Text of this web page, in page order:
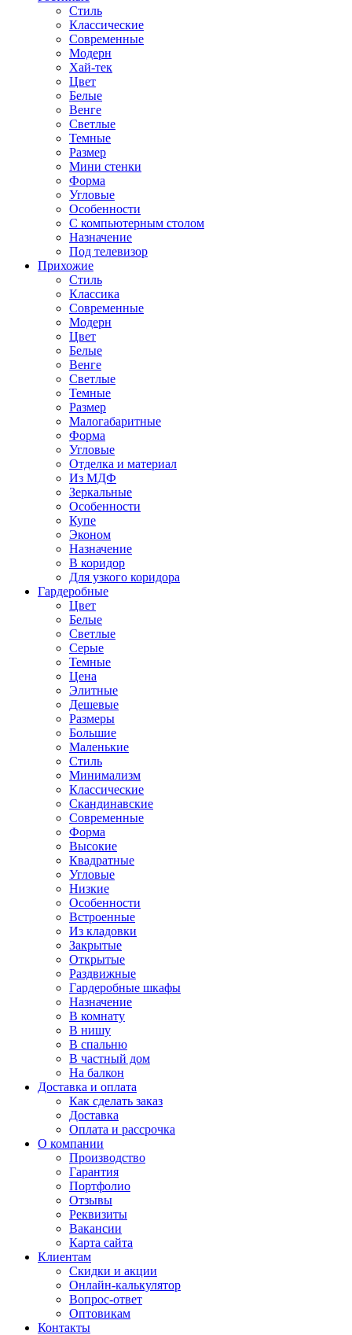
Стиль
Классические
Современные
Модерн
Хай-тек
Цвет
Белые
Венге
Светлые
Темные
Размер
Мини стенки
Форма
Угловые
Особенности
С компьютерным столом
Назначение
Под телевизор
Прихожие
Стиль
Классика
Современные
Модерн
Цвет
Белые
Венге
Светлые
Темные
Размер
Малогабаритные
Форма
Угловые
Отделка и материал
Из МДФ
Зеркальные
Особенности
Купе
Эконом
Назначение
В коридор
Для узкого коридора
Гардеробные
Цвет
Белые
Светлые
Серые
Темные
Цена
Элитные
Дешевые
Размеры
Большие
Маленькие
Стиль
Минимализм
Классические
Скандинавские
Современные
Форма
Высокие
Квадратные
Угловые
Низкие
Особенности
Встроенные
Из кладовки
Закрытые
Открытые
Раздвижные
Гардеробные шкафы
Назначение
В комнату
В нишу
В спальню
В частный дом
На балкон
Доставка и оплата
Как сделать заказ
Доставка
Оплата и рассрочка
О компании
Производство
Гарантия
Портфолио
Отзывы
Реквизиты
Вакансии
Карта сайта
Клиентам
Скидки и акции
Онлайн-калькулятор
Вопрос-ответ
Оптовикам
Контакты